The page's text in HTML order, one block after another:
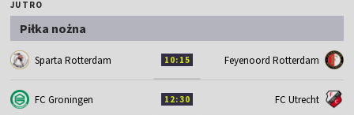
JUTRO
Piłka nożna
Sparta Rotterdam 10:15 Feyenoord Rotterdam
FC Groningen 12:30 FC Utrecht